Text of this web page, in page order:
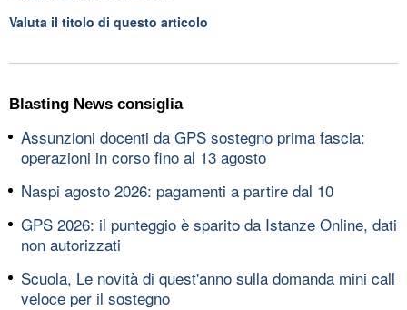
Valuta il titolo di questo articolo
Blasting News consiglia
Assunzioni docenti da GPS sostegno prima fascia:
operazioni in corso fino al 13 agosto
Naspi agosto 2026: pagamenti a partire dal 10
GPS 2026: il punteggio è sparito da Istanze Online, dati
non autorizzati
Scuola, Le novità di quest'anno sulla domanda mini call
veloce per il sostegno